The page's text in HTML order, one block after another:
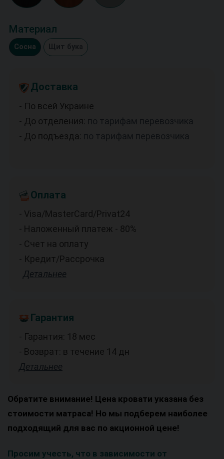
Материал
Сосна Щит бука
Доставка
- По всей Украине
- До отделения: по тарифам перевозчика
- До подъезда: по тарифам перевозчика
Оплата
- Visa/MasterCard/Privat24
- Наложенный платеж - 80%
- Счет на оплату
- Кредит/Рассрочка
Детальнее
Гарантия
- Гарантия: 18 мес
- Возврат: в течение 14 дн
Детальнее
Обратите внимание! Цена кровати указана без
стоимости матраса! Но мы подберем наиболее
подходящий для вас по акционной цене!
Просим учесть, что в зависимости от